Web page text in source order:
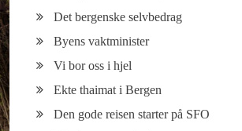
Det bergenske selvbedrag
Byens vaktminister
Vi bor oss i hjel
Ekte thaimat i Bergen
Den gode reisen starter på SFO